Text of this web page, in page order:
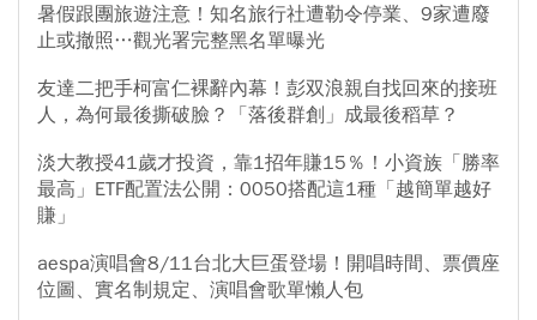
暑假跟團旅遊注意！知名旅行社遭勒令停業、9家遭廢
止或撤照…觀光署完整黑名單曝光
友達二把手柯富仁裸辭內幕！彭双浪親自找回來的接班
人，為何最後撕破臉？「落後群創」成最後稻草？
淡大教授41歲才投資，靠1招年賺15％！小資族「勝率
最高」ETF配置法公開：0050搭配這1種「越簡單越好
賺」
aespa演唱會8/11台北大巨蛋登場！開唱時間、票價座
位圖、實名制規定、演唱會歌單懶人包